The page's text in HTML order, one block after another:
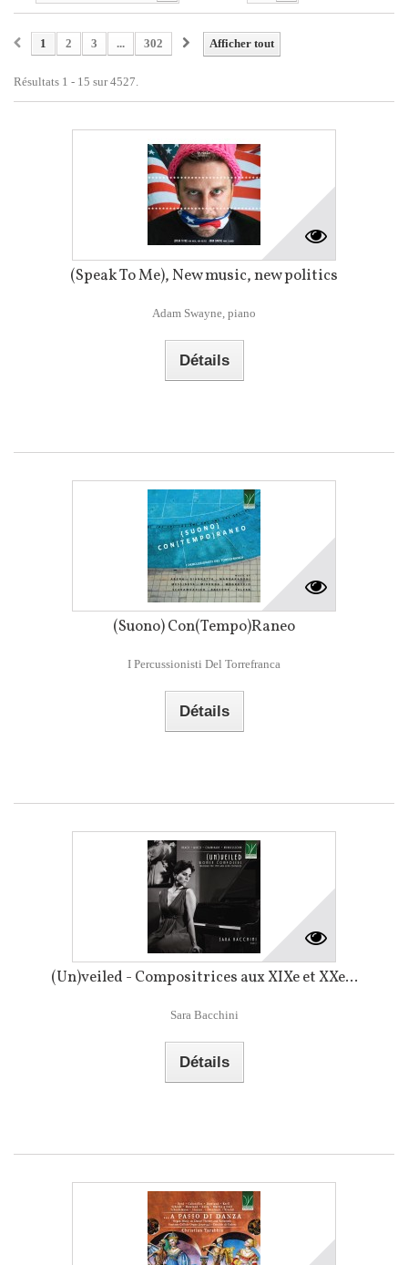
Afficher tout
1 2 3 ... 302
Résultats 1 - 15 sur 4527.
(Speak To Me), New music, new politics
Adam Swayne, piano
Détails
(Suono) Con(Tempo)Raneo
I Percussionisti Del Torrefranca
Détails
(Un)veiled - Compositrices aux XIXe et XXe...
Sara Bacchini
Détails